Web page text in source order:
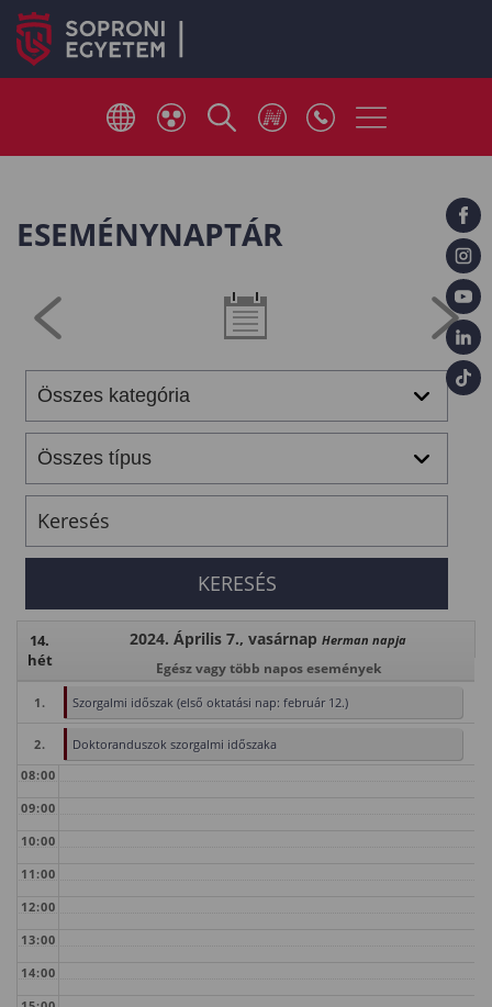
ESEMÉNYNAPTÁR
14.
hét
2024. Április 7., vasárnap Herman napja
Egész vagy több napos események
1. Szorgalmi időszak (első oktatási nap: február 12.)
2.
Doktoranduszok szorgalmi időszaka
08:00
09:00
10:00
11:00
12:00
13:00
14:00